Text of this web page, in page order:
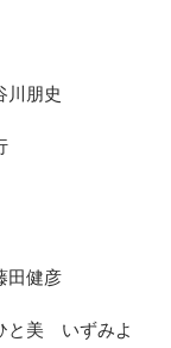
川朋史
田健彦
と美　いずみよ